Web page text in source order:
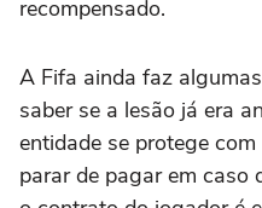
recompensado.
A Fifa ainda faz
saber se a lesão já era
entidade se protege
parar de pagar em caso